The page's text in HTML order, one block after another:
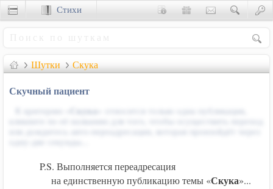
Шутки Скука
Скучный пациент
Скука
P.S. Выполняется переадресация
на единственную публикацию темы «Скука»...
Стихи